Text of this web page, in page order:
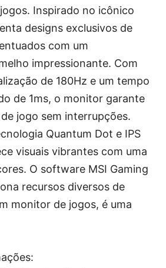
Inspirado no icônico
designs exclusivos de
com um
impressionante. Com
de 180Hz e um tempo
de 1ms, o monitor garante
jogo sem interrupções.
Quantum Dot e IPS
visuais vibrantes com uma
O software MSI Gaming
recursos diversos de
monitor de jogos, é uma